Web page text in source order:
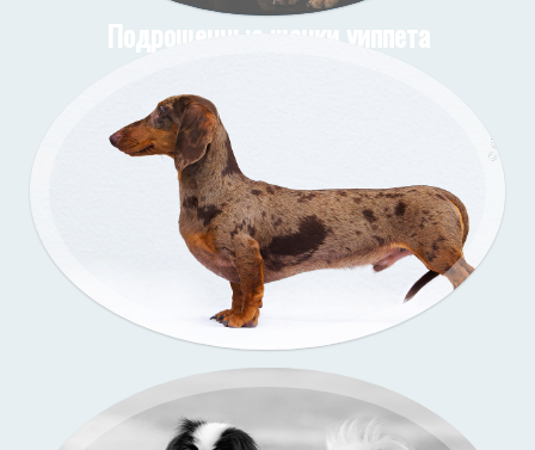
Подрощенные щенки уиппета
Подрощенный щенок таксы
Съёмка у меня (улица)